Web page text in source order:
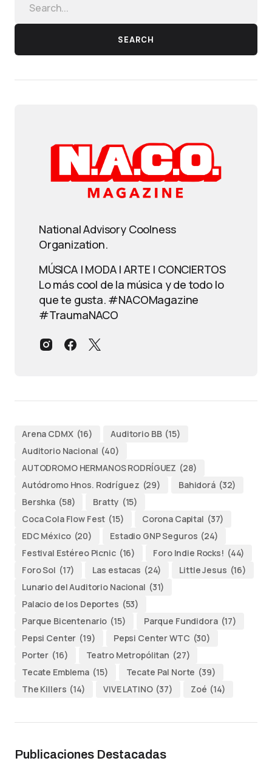
SEARCH
National Advisory Coolness
Organization.
MÚSICA | MODA | ARTE | CONCIERTOS
Lo más cool de la música y de todo lo
que te gusta. #NACOMagazine
#TraumaNACO
Arena CDMX (16) Auditorio BB (15)
Auditorio Nacional (40)
AUTODROMO HERMANOS RODRÍGUEZ (28)
Autódromo Hnos. Rodríguez (29) Bahidorá (32)
Bershka (58) Bratty (15)
Coca Cola Flow Fest (15) Corona Capital (37)
EDC México (20) Estadio GNP Seguros (24)
Festival Estéreo Picnic (16) Foro Indie Rocks! (44)
Foro Sol (17) Las estacas (24) Little Jesus (16)
Lunario del Auditorio Nacional (31)
Palacio de los Deportes (53)
Parque Bicentenario (15) Parque Fundidora (17)
Pepsi Center (19) Pepsi Center WTC (30)
Porter (16) Teatro Metropólitan (27)
Tecate Emblema (15) Tecate Pal Norte (39)
The Killers (14) VIVE LATINO (37) Zoé (14)
Publicaciones Destacadas